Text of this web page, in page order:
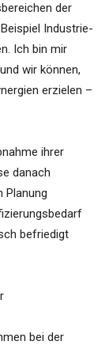
der
Industrie-
Ich bin mir
wir können,
erzielen –
ihrer
danach
Planung
befriedigt
bei der